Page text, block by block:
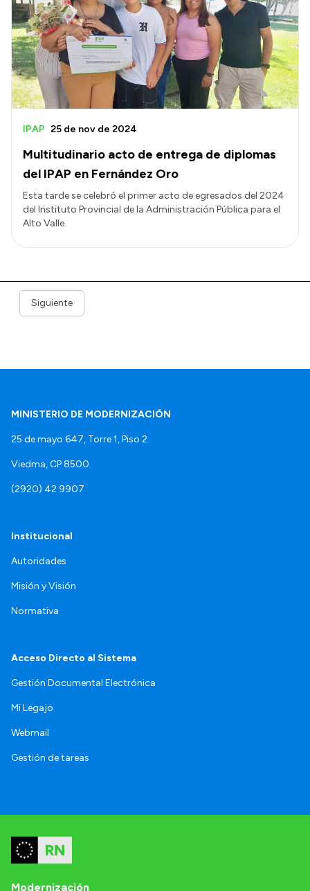
Multitudinario acto de entrega de diplomas
del IPAP en Fernández Oro
IPAP 25 de nov de 2024
Esta tarde se celebró el primer acto de egresados del 2024
del Instituto Provincial de la Administración Pública para el
Alto Valle.
Siguiente
MINISTERIO DE MODERNIZACIÓN
25 de mayo 647, Torre 1, Piso 2.
Viedma, CP 8500.
(2920) 42 9907
Institucional
Autoridades
Misión y Visión
Normativa
Acceso Directo al Sistema
Gestión Documental Electrónica
Mi Legajo
Webmail
Gestión de tareas
Modernización